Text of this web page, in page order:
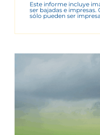
Este informe incluye
ser bajadas e
sólo pueden ser